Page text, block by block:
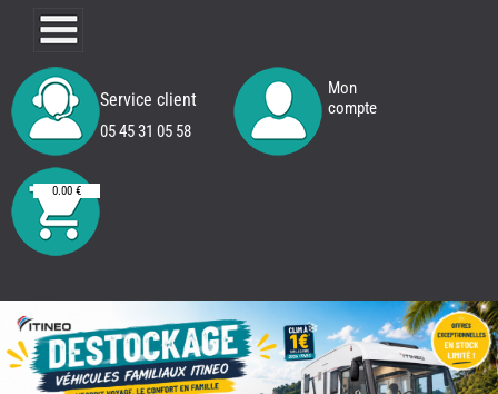
Service client
05 45 31 05 58
Mon
compte
0.00 €